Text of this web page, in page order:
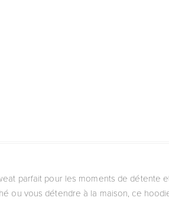
parfait pour les moments de détente
ou vous détendre à la maison, ce